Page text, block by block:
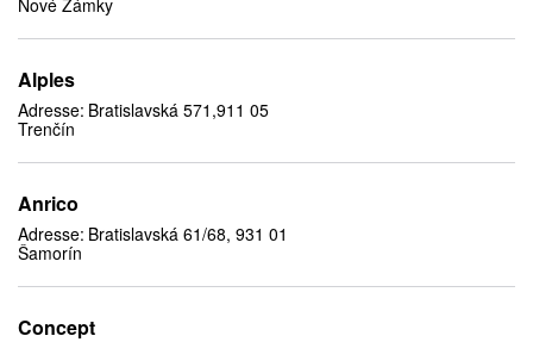
Nové Zámky
Alples
Adresse: Bratislavská 571,911 05
Trenčín
Anrico
Adresse: Bratislavská 61/68, 931 01
Šamorín
Concept